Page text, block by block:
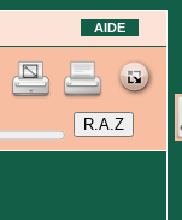
AIDE